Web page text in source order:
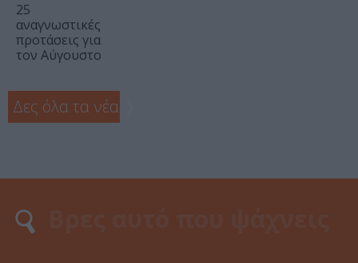
25
αναγνωστικές
προτάσεις για
τον Αύγουστο
Δες όλα τα νέα